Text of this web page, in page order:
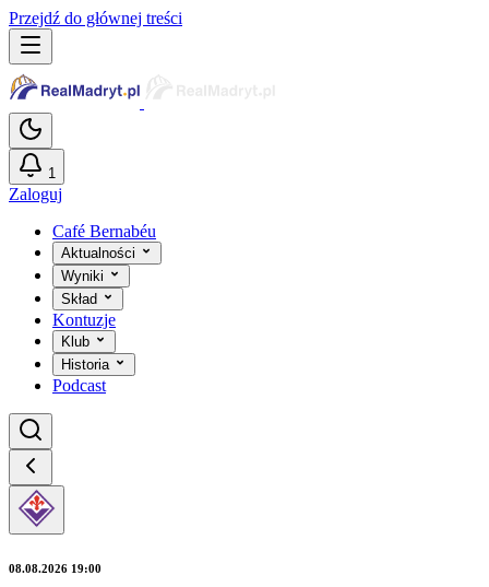
Przejdź do głównej treści
1
Zaloguj
Café Bernabéu
Aktualności
Wyniki
Skład
Kontuzje
Klub
Historia
Podcast
08.08.2026 19:00